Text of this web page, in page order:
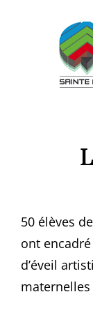
50 élèves
ont
d’éveil